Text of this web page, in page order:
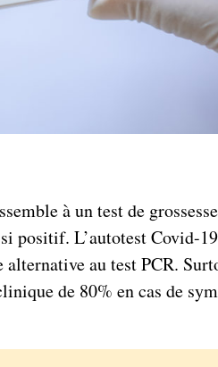
à un test de
positif. L’autotest Covid-
alternative au test PCR.
de 80% en cas de